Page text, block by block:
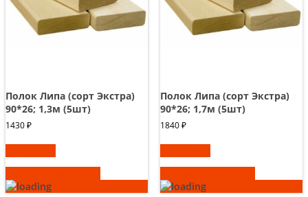
Полок Липа (сорт Экстра)
90*26; 1,3м (5шт)
1430₽
Полок Липа (сорт Экстра)
90*26; 1,7м (5шт)
1840₽